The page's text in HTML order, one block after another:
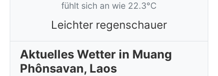
fühlt sich an wie 22.3°C
Leichter regenschauer
Aktuelles Wetter in Muang
Phônsavan, Laos